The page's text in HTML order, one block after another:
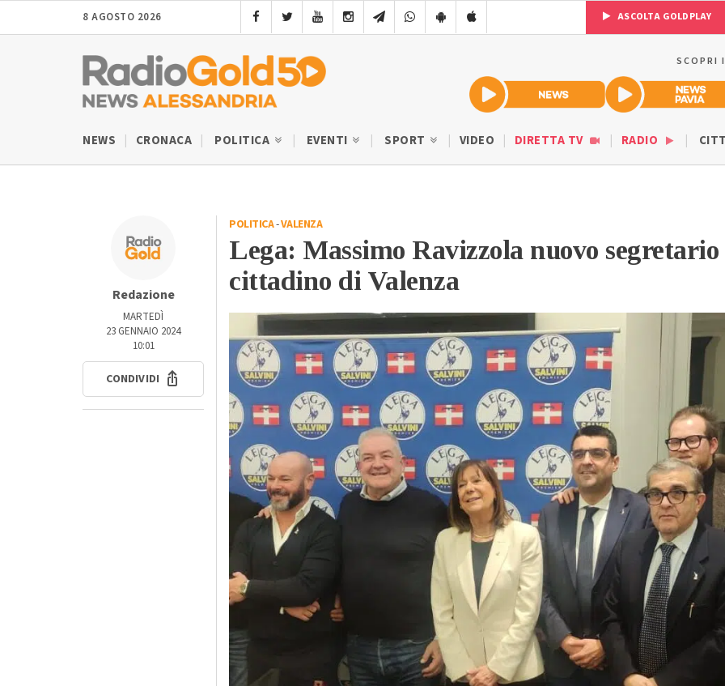
8 AGOSTO 2026 ASCOLTA GOLDPLAY
SCOPRI
NEWS CRONACA POLITICA EVENTI SPORT VIDEO DIRETTA TV RADIO
Redazione
MARTEDÌ
23 GENNAIO 2024
10:01
CONDIVIDI
POLITICA-VALENZA
Lega: Massimo Ravizzola nuovo segretario
cittadino di Valenza